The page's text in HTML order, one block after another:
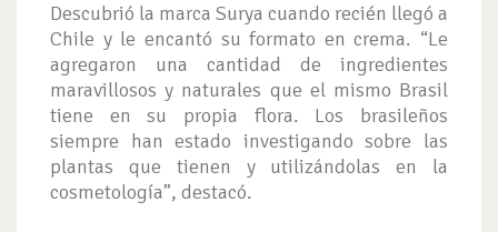
Descubrió la marca Surya cuando recién llegó a
Chile y le encantó su formato en crema. “Le
agregaron una cantidad de ingredientes
maravillosos y naturales que el mismo Brasil
tiene en su propia flora. Los brasileños
siempre han estado investigando sobre las
plantas que tienen y utilizándolas en la
cosmetología”, destacó.